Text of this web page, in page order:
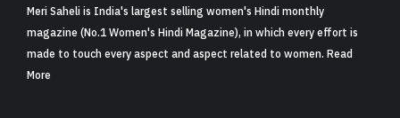
Meri Saheli is India's largest selling women's Hindi monthly
magazine (No.1 Women's Hindi Magazine), in which every effort is
made to touch every aspect and aspect related to women. Read
More